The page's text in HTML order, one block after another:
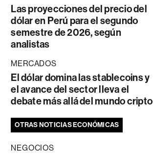
Las proyecciones del precio del
dólar en Perú para el segundo
semestre de 2026, según
analistas
MERCADOS
El dólar domina las stablecoins y
el avance del sector lleva el
debate más allá del mundo cripto
OTRAS NOTICIAS ECONÓMICAS
NEGOCIOS